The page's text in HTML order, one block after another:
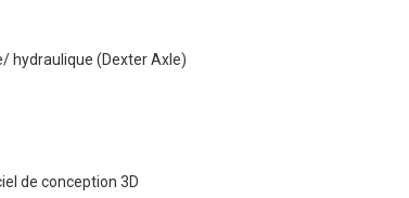
hydraulique (Dexter Axle)
de conception 3D